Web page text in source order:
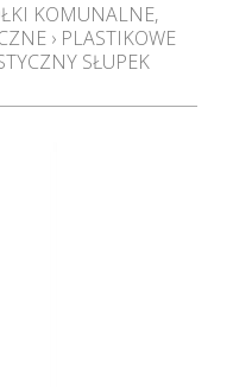
KOMUNALNE,
› PLASTIKOWE
SŁUPEK